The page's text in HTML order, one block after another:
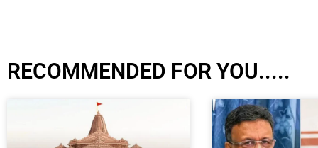
RECOMMENDED FOR YOU.....